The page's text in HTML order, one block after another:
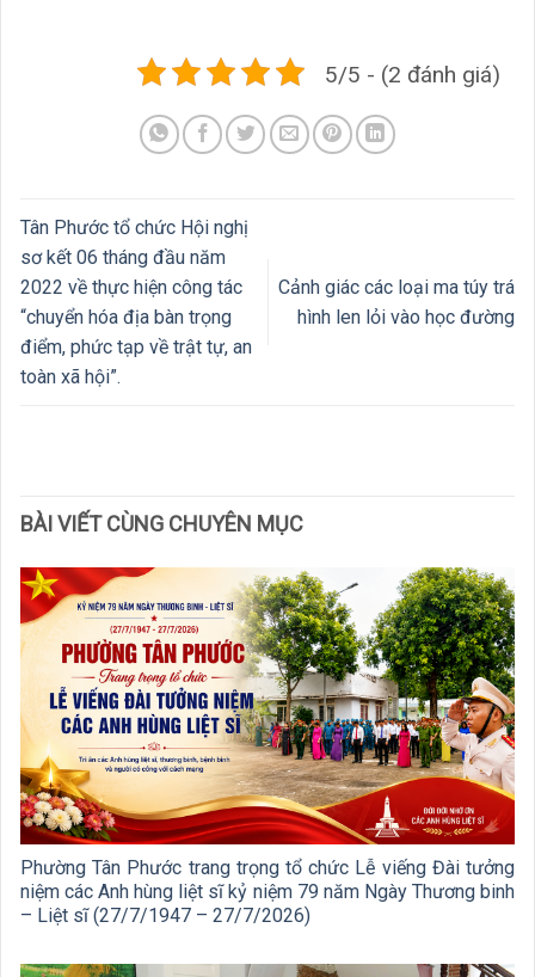
5/5 - (2 đánh giá)
Tân Phước tổ chức Hội nghị
sơ kết 06 tháng đầu năm
2022 về thực hiện công tác
“chuyển hóa địa bàn trọng
điểm, phức tạp về trật tự, an
toàn xã hội”.
Cảnh giác các loại ma túy trá
hình len lỏi vào học đường
BÀI VIẾT CÙNG CHUYÊN MỤC
Phường Tân Phước trang trọng tổ chức Lễ viếng Đài tưởng
niệm các Anh hùng liệt sĩ kỷ niệm 79 năm Ngày Thương binh
– Liệt sĩ (27/7/1947 – 27/7/2026)